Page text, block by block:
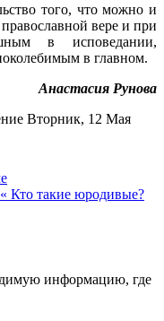
того, что можно и
вере и при
в исповедании,
в главном.
Анастасия Рунова
Вторник, 12 Мая
« Кто такие юродивые?
информацию, где